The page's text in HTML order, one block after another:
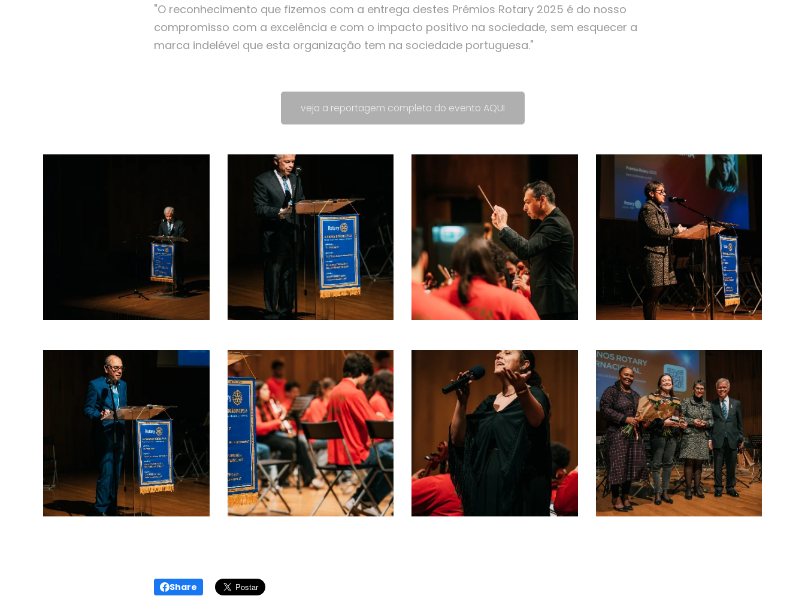
"O reconhecimento que fizemos com a entrega destes Prémios Rotary 2025 é do nosso
compromisso com a excelência e com o impacto positivo na sociedade, sem esquecer a
marca indelével que esta organização tem na sociedade portuguesa."
veja a reportagem completa do evento AQUI
Share